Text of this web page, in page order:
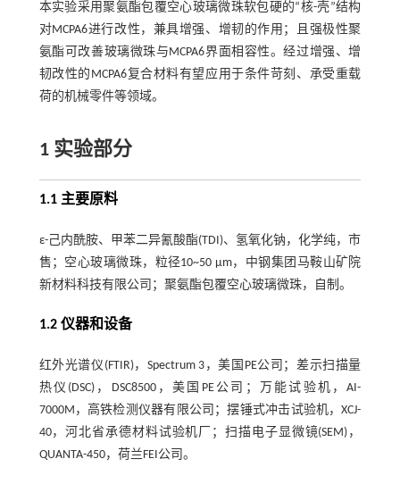
本实验采用聚氨酯包覆空心玻璃微珠软包硬的“核-壳”结构
对MCPA6进行改性，兼具增强、增韧的作用；且强极性聚
氨酯可改善玻璃微珠与MCPA6界面相容性。经过增强、增
韧改性的MCPA6复合材料有望应用于条件苛刻、承受重载
荷的机械零件等领域。
1 实验部分
1.1 主要原料
ε-己内酰胺、甲苯二异氰酸酯(TDI)、氢氧化钠，化学纯，市
售；空心玻璃微珠，粒径10~50 μm，中钢集团马鞍山矿院
新材料科技有限公司；聚氨酯包覆空心玻璃微珠，自制。
1.2 仪器和设备
红外光谱仪(FTIR)，Spectrum 3，美国PE公司；差示扫描量
热仪(DSC)，DSC8500，美国PE公司；万能试验机，AI-
7000M，高铁检测仪器有限公司；摆锤式冲击试验机，XCJ-
40，河北省承德材料试验机厂；扫描电子显微镜(SEM)，
QUANTA-450，荷兰FEI公司。